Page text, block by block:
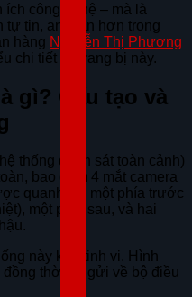
ích công nghệ – mà là
tự tin, an toàn hơn trong
hàng Nguyễn Thị Phương
chi tiết về trang bị này.
gì? Cấu tạo và
thống quan sát toàn cảnh)
bao gồm 4 mắt camera
quanh xe: một phía trước
một phía sau, và hai
này khá tinh vi. Hình
thời và gửi về bộ điều